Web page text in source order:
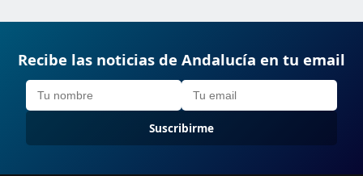
Recibe las noticias de Andalucía en tu email
Suscribirme